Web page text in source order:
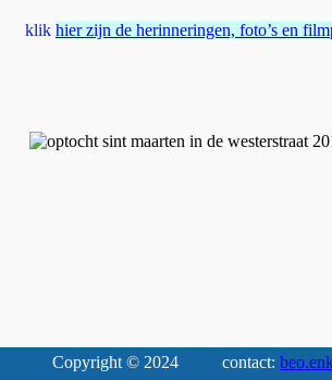
klik hier zijn de herinneringen, foto’s en
Copyright © 2024 contact: